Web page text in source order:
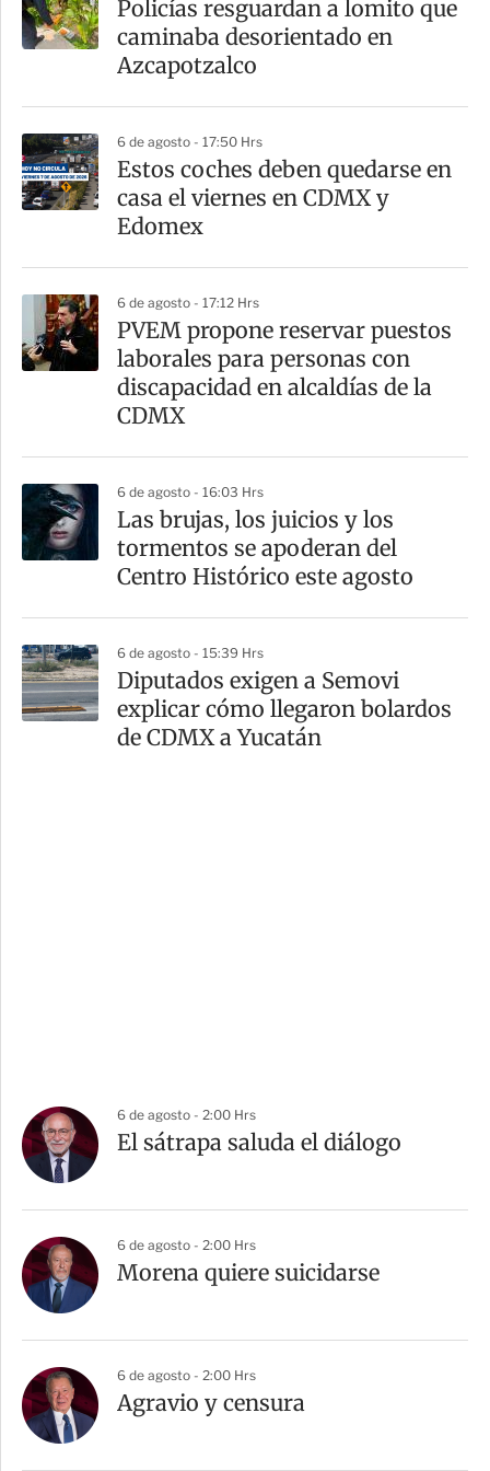
r
t
Policías resguardan a lomito que
caminaba desorientado en
Azcapotzalco
6 de agosto - 17:50 Hrs
Estos coches deben quedarse en
casa el viernes en CDMX y
Edomex
6 de agosto - 17:12 Hrs
PVEM propone reservar puestos
laborales para personas con
discapacidad en alcaldías de la
CDMX
6 de agosto - 16:03 Hrs
Las brujas, los juicios y los
tormentos se apoderan del
Centro Histórico este agosto
6 de agosto - 15:39 Hrs
Diputados exigen a Semovi
explicar cómo llegaron bolardos
de CDMX a Yucatán
6 de agosto - 2:00 Hrs
El sátrapa saluda el diálogo
6 de agosto - 2:00 Hrs
Morena quiere suicidarse
6 de agosto - 2:00 Hrs
Agravio y censura